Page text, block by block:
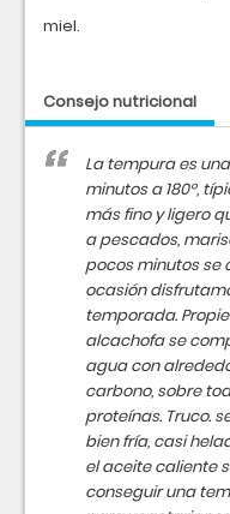
miel.
Consejo nutricional
La tempura es
minutos a 180º,
más fino y ligero
a pescados,
pocos minutos se
ocasión
temporada.
alcachofa se
agua con
carbono, sobre
proteínas. Truco.
bien fría, casi
el aceite caliente
conseguir una